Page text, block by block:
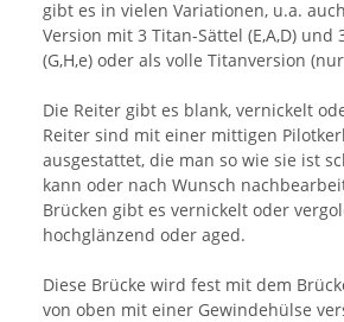
gibt es in vielen Variationen, u.a.
Version mit 3 Titan-Sättel (E,A,D) und
(G,H,e) oder als volle Titanversion
Die Reiter gibt es blank, vernickelt
Reiter sind mit einer mittigen
ausgestattet, die man so wie sie ist
kann oder nach Wunsch
Brücken gibt es vernickelt oder
hochglänzend oder aged.
Diese Brücke wird fest mit dem
von oben mit einer Gewindehülse